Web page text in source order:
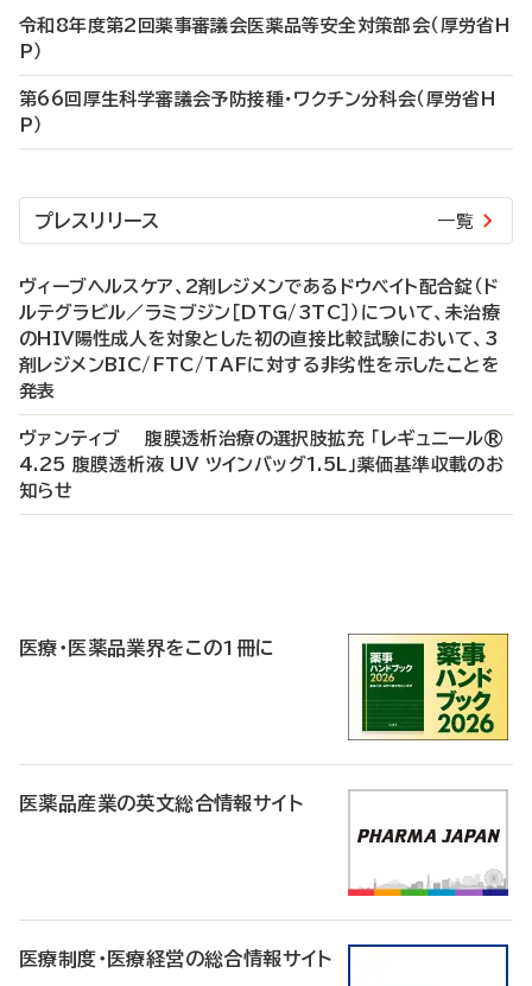
令和8年度第2回薬事審議会医薬品等安全対策部会（厚労省H
P）
第66回厚生科学審議会予防接種・ワクチン分科会（厚労省H
P）
プレスリリース 一覧
ヴィーブヘルスケア、2剤レジメンであるドウベイト配合錠（ド
ルテグラビル／ラミブジン［DTG/3TC］）について、未治療
のHIV陽性成人を対象とした初の直接比較試験において、3
剤レジメンBIC/FTC/TAFに対する非劣性を示したことを
発表
ヴァンティブ 腹膜透析治療の選択肢拡充 「レギュニール®
4.25 腹膜透析液 UV ツインバッグ1.5L」薬価基準収載のお
知らせ
医療・医薬品業界をこの1冊に
医薬品産業の英文総合情報サイト
医療制度・医療経営の総合情報サイト